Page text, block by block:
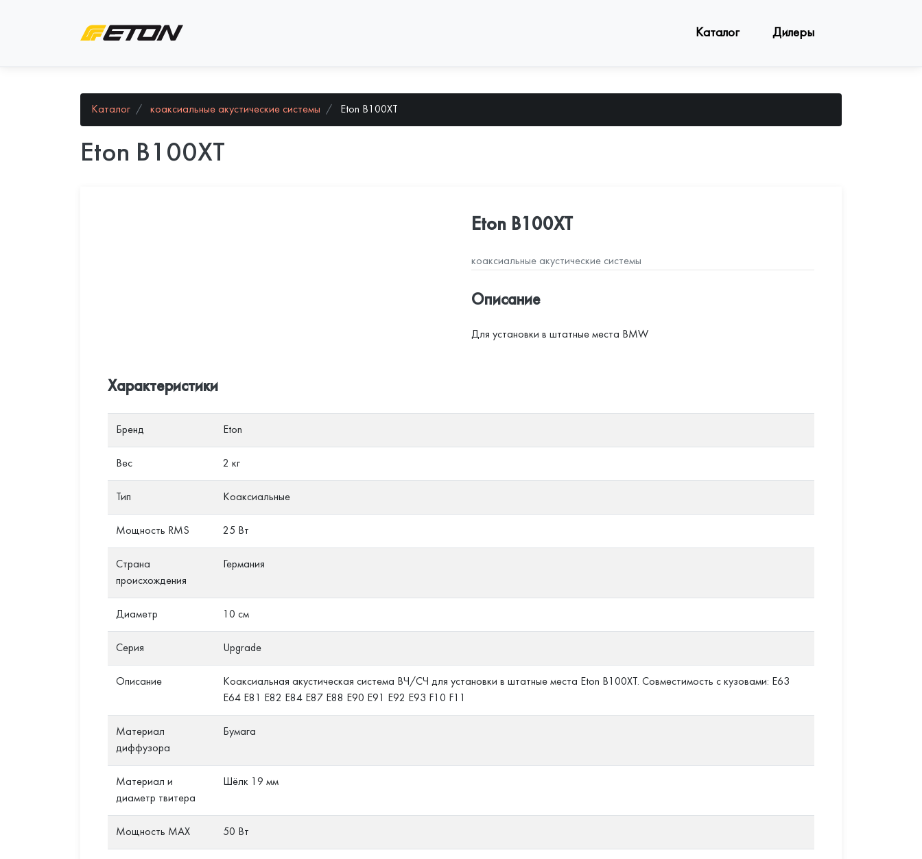
Каталог Дилеры
Каталог коаксиальные акустические системы Eton B100XT
Eton B100XT
Eton B100XT
коаксиальные акустические системы
Описание
Для установки в штатные места BMW
Характеристики
Бренд Eton
Вес 2 кг
Тип Коаксиальные
Мощность RMS 25 Вт
Страна
происхождения
Германия
Диаметр 10 см
Серия Upgrade
Описание
Коаксиальная акустическая система ВЧ/СЧ для установки в штатные места Eton B100XT. Совместимость с кузовами: E63
E64 E81 E82 E84 E87 E88 E90 E91 E92 E93 F10 F11
Материал
диффузора
Бумага
Материал и
диаметр твитера
Шёлк 19 мм
Мощность MAX 50 Вт